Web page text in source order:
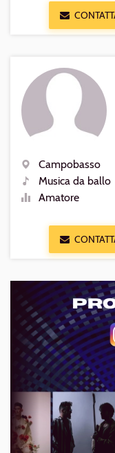
Luogo
Campobasso
Generi
Musica da ballo
Amatore